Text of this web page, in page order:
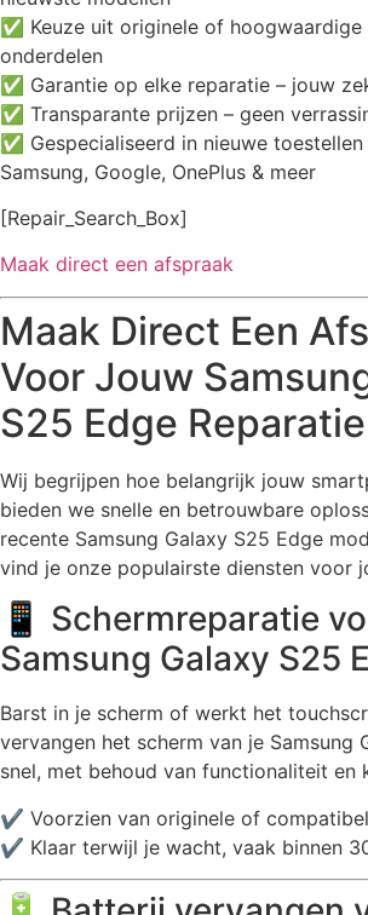
✅ Keuze uit originele of
onderdelen
✅ Garantie op elke reparatie – jouw
✅ Transparante prijzen – geen
✅ Gespecialiseerd in nieuwe
Samsung, Google, OnePlus & meer
[Repair_Search_Box]
Maak direct een afspraak
Maak Direct Een
Voor Jouw
S25 Edge
Wij begrijpen hoe belangrijk jouw
bieden we snelle en betrouwbare
recente Samsung Galaxy S25 Edge
vind je onze populairste diensten voor
📱 Schermreparatie
Samsung Galaxy S25
Barst in je scherm of werkt het
vervangen het scherm van je Samsung
snel, met behoud van functionaliteit en
✔️ Voorzien van originele of
✔️ Klaar terwijl je wacht, vaak binnen